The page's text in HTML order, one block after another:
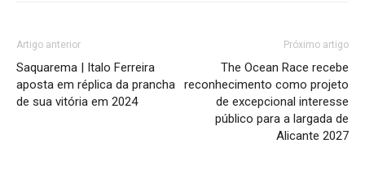
Artigo anterior
Saquarema | Italo Ferreira
aposta em réplica da prancha
de sua vitória em 2024
Próximo artigo
The Ocean Race recebe
reconhecimento como projeto
de excepcional interesse
público para a largada de
Alicante 2027